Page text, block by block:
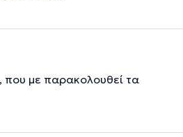
που με παρακολουθεί τα